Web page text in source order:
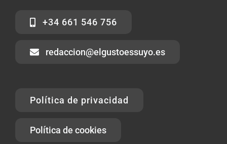
+34 661 546 756
redaccion@elgustoessuyo.es
Política de privacidad
Política de cookies